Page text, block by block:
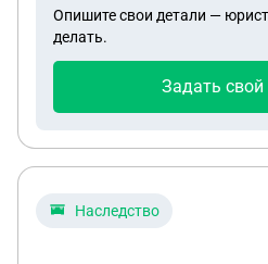
Опишите свои детали —
делать.
Задать свой
Наследство